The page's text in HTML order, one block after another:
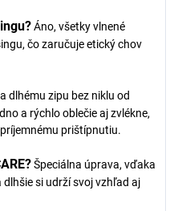
Áno, všetky vlnené
čo zaručuje etický chov
dlhému zipu bez niklu od
a rýchlo oblečie aj zvlékne,
prištípnutiu.
Špeciálna úprava, vďaka
dlhšie si udrží svoj vzhľad aj